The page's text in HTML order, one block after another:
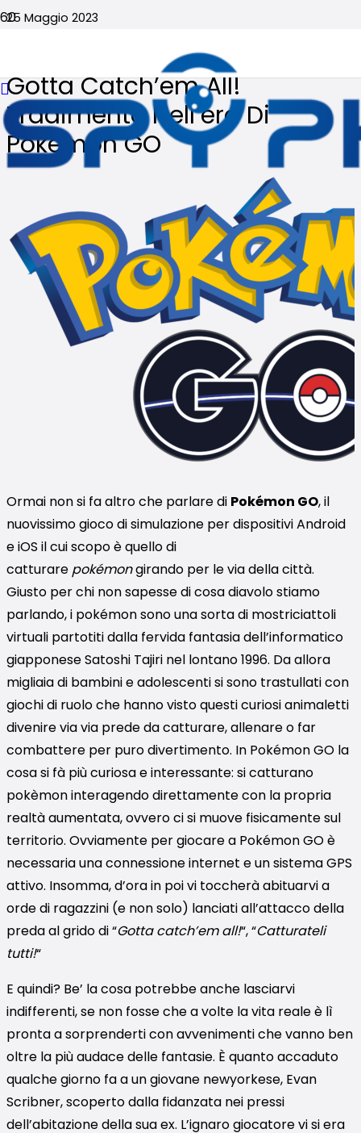
25 Maggio 2023
Gotta Catch’em All!
Tradimento Nell’era Di
Pokémon GO
Ormai non si fa altro che parlare di Pokémon GO, il
nuovissimo gioco di simulazione per dispositivi Android
e iOS il cui scopo è quello di
catturare pokémongirando per le via della città.
Giusto per chi non sapesse di cosa diavolo stiamo
parlando, i pokémon sono una sorta di mostriciattoli
virtuali partotiti dalla fervida fantasia dell’informatico
giapponese Satoshi Tajiri nel lontano 1996. Da allora
migliaia di bambini e adolescenti si sono trastullati con
giochi di ruolo che hanno visto questi curiosi animaletti
divenire via via prede da catturare, allenare o far
combattere per puro divertimento. In Pokémon GO la
cosa si fà più curiosa e interessante: si catturano
pokèmon interagendo direttamente con la propria
realtà aumentata, ovvero ci si muove fisicamente sul
territorio. Ovviamente per giocare a Pokémon GO è
necessaria una connessione internet e un sistema GPS
attivo. Insomma, d’ora in poi vi toccherà abituarvi a
orde di ragazzini (e non solo) lanciati all’attacco della
preda al grido di “Gotta catch’em all!“, “Catturateli
tutti!“
E quindi? Be’ la cosa potrebbe anche lasciarvi
indifferenti, se non fosse che a volte la vita reale è lì
pronta a sorprenderti con avvenimenti che vanno ben
oltre la più audace delle fantasie. È quanto accaduto
qualche giorno fa a un giovane newyorkese, Evan
Scribner, scoperto dalla fidanzata nei pressi
dell’abitazione della sua ex. L’ignaro giocatore vi si era